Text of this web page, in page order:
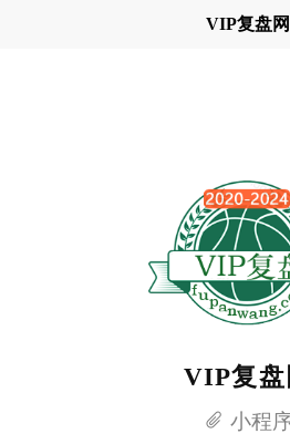
VIP复盘网
VIP复盘
小程